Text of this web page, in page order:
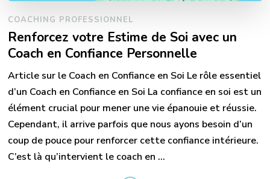
COACHING PROFESSIONNEL
Renforcez votre Estime de Soi avec un
Coach en Confiance Personnelle
Article sur le Coach en Confiance en Soi Le rôle essentiel
d’un Coach en Confiance en Soi La confiance en soi est un
élément crucial pour mener une vie épanouie et réussie.
Cependant, il arrive parfois que nous ayons besoin d’un
coup de pouce pour renforcer cette confiance intérieure.
C’est là qu’intervient le coach en …